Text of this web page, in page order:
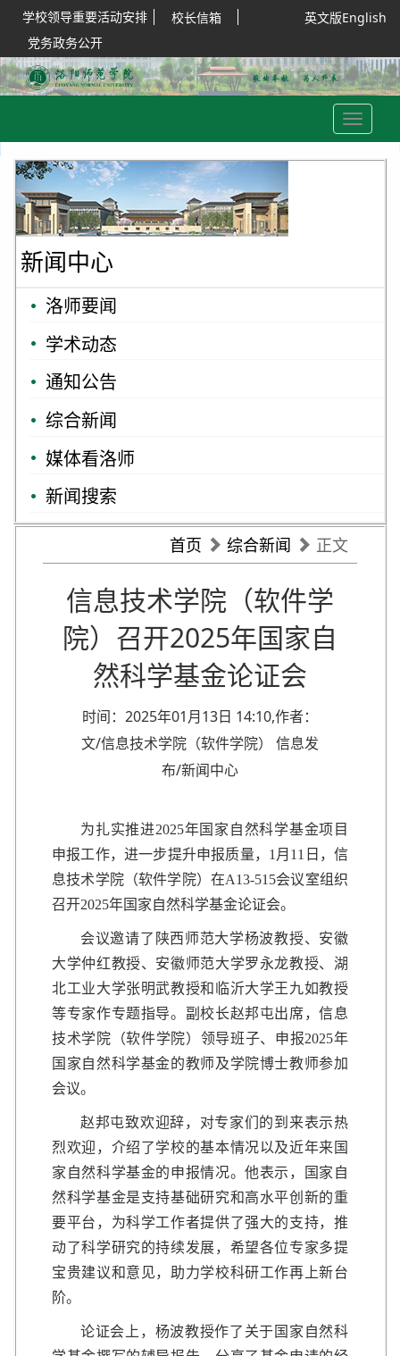
学校领导重要活动安排
校长信箱
党务政务公开
英文版English
Toggle
navigation
新闻中心
洛师要闻
学术动态
通知公告
综合新闻
媒体看洛师
新闻搜索
首页 综合新闻 正文
信息技术学院（软件学
院）召开2025年国家自
然科学基金论证会
时间：2025年01月13日 14:10,作者：
文/信息技术学院（软件学院） 信息发
布/新闻中心
为扎实推进2025年国家自然科学基金项目
申报工作，进一步提升申报质量，1月11日，信
息技术学院（软件学院）在A13-515会议室组织
召开2025年国家自然科学基金论证会。
会议邀请了陕西师范大学杨波教授、安徽
大学仲红教授、安徽师范大学罗永龙教授、湖
北工业大学张明武教授和临沂大学王九如教授
等专家作专题指导。副校长赵邦屯出席，信息
技术学院（软件学院）领导班子、申报2025年
国家自然科学基金的教师及学院博士教师参加
会议。
赵邦屯致欢迎辞，对专家们的到来表示热
烈欢迎，介绍了学校的基本情况以及近年来国
家自然科学基金的申报情况。他表示，国家自
然科学基金是支持基础研究和高水平创新的重
要平台，为科学工作者提供了强大的支持，推
动了科学研究的持续发展，希望各位专家多提
宝贵建议和意见，助力学校科研工作再上新台
阶。
论证会上，杨波教授作了关于国家自然科